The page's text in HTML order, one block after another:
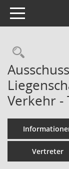
Toggle navigation
Verkehr -
Vertreter